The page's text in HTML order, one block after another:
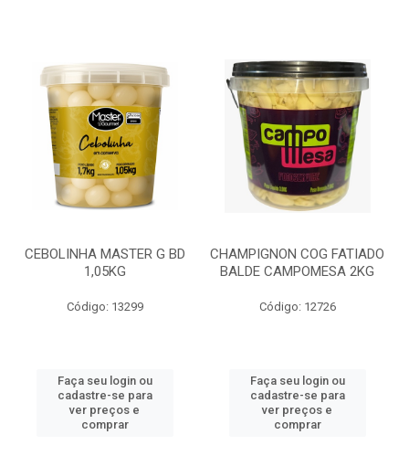
CEBOLINHA MASTER G BD
1,05KG
Código: 13299
Faça seu login ou
cadastre-se para
ver preços e
comprar
CHAMPIGNON COG FATIADO
BALDE CAMPOMESA 2KG
Código: 12726
Faça seu login ou
cadastre-se para
ver preços e
comprar